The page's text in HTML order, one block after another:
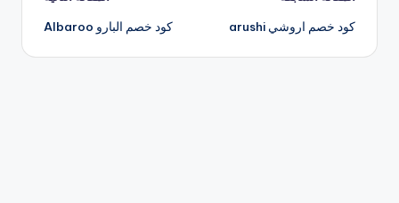
المقالات
كود خصم اروشي arushi
كود خصم البارو Albaroo